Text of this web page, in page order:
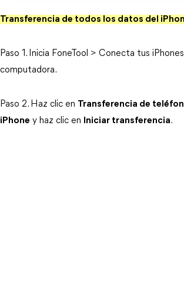
Transferencia de todos los datos del
Paso 1. Inicia FoneTool > Conecta tus
computadora.
Paso 2. Haz clic en Transferencia de
iPhone y haz clic en Iniciar transferencia.